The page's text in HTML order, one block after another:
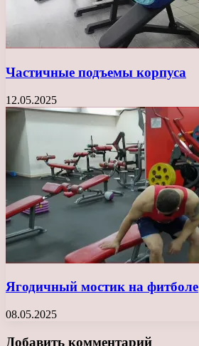
Частичные подъемы корпуса
12.05.2025
Ягодичный мостик на фитболе
08.05.2025
Добавить комментарий